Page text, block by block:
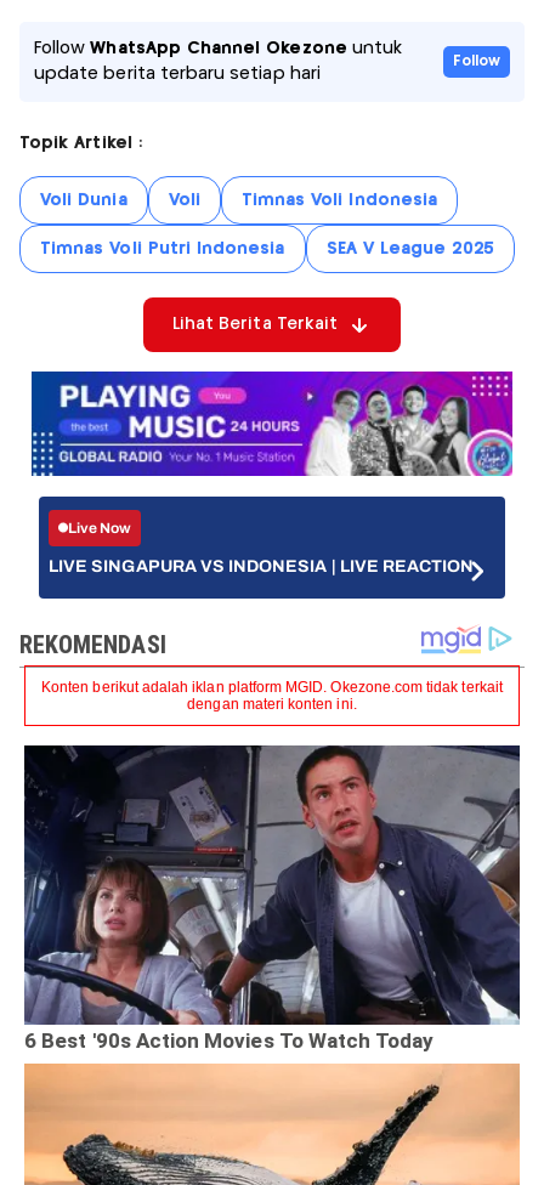
FollowWhatsApp Channel Okezone untuk
update berita terbaru setiap hari
Follow
Topik Artikel :
Voli Dunia Voli Timnas Voli Indonesia
Timnas Voli Putri Indonesia SEA V League 2025
Lihat Berita Terkait
Live Now
LIVE SINGAPURA VS INDONESIA | LIVE REACTION